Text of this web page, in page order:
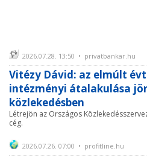
2026.07.28. 13:50 • privatbankar.hu
Vitézy Dávid: az elmúlt
intézményi átalakulása
közlekedésben
Létrejön az Országos
cég.
2026.07.26. 07:00 • profitline.hu